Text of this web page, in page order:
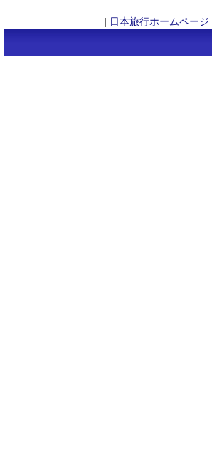
| 日本旅行ホームページ